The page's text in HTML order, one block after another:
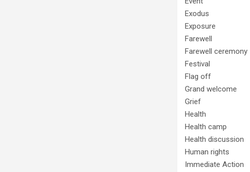
Exodus
Exposure
Farewell
Farewell ceremony
Festival
Flag off
Grand welcome
Grief
Health
Health camp
Health discussion
Human rights
Immediate Action